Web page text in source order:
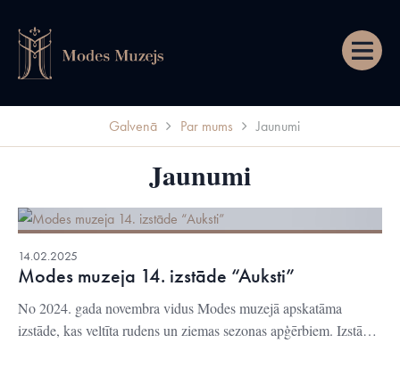
Galvenā Par mums Jaunumi
Jaunumi
14.02.2025
Modes muzeja 14. izstāde “Auksti”
No 2024. gada novembra vidus Modes muzejā apskatāma
izstāde, kas veltīta rudens un ziemas sezonas apģērbiem. Izstāde